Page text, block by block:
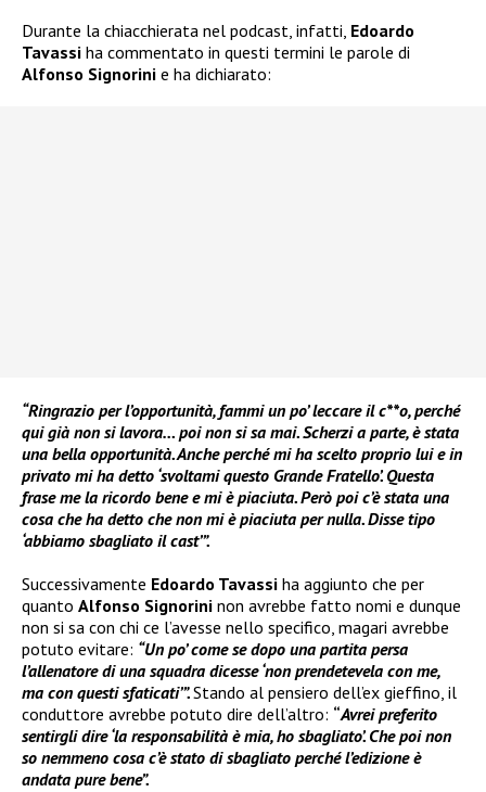
Durante la chiacchierata nel podcast, infatti, Edoardo
Tavassi ha commentato in questi termini le parole di
Alfonso Signorini e ha dichiarato:
“Ringrazio per l’opportunità, fammi un po’ leccare il c**o, perché
qui già non si lavora… poi non si sa mai. Scherzi a parte, è stata
una bella opportunità. Anche perché mi ha scelto proprio lui e in
privato mi ha detto ‘svoltami questo Grande Fratello’. Questa
frase me la ricordo bene e mi è piaciuta. Però poi c’è stata una
cosa che ha detto che non mi è piaciuta per nulla. Disse tipo
‘abbiamo sbagliato il cast’”.
Successivamente Edoardo Tavassi ha aggiunto che per
quanto Alfonso Signorini non avrebbe fatto nomi e dunque
non si sa con chi ce l’avesse nello specifico, magari avrebbe
potuto evitare: “Un po’ come se dopo una partita persa
l’allenatore di una squadra dicesse ‘non prendetevela con me,
ma con questi sfaticati’”.Stando al pensiero dell’ex gieffino, il
conduttore avrebbe potuto dire dell’altro: “Avrei preferito
sentirgli dire ‘la responsabilità è mia, ho sbagliato’. Che poi non
so nemmeno cosa c’è stato di sbagliato perché l’edizione è
andata pure bene”.